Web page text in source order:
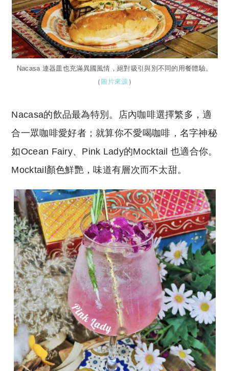
Nacasa 連器皿也充滿異國風情，絕對吸引與別不同的用餐體驗。
（ 圖片來源 ）
Nacasa的飲品最為特別。店內咖啡選擇繁多，適
合一眾咖啡愛好者；就算你不愛喝咖啡，名字神秘
如Ocean Fairy、Pink Lady的Mocktail 也適合你。
Mocktail顏色鮮艷，味道有層次而不太甜。